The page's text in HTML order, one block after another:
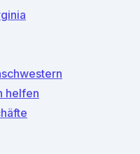
helfen